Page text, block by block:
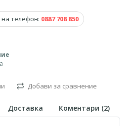
телефон: 0887 708 850
Добави за сравнение
Доставка Коментари (2)